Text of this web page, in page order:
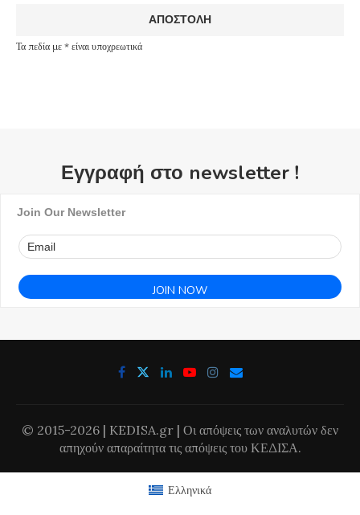
Τα πεδία με * είναι υποχρεωτικά
Εγγραφή στο newsletter !
Join Our Newsletter
© 2015-2026 | KEDISA.gr | Οι απόψεις των αναλυτών δεν
απηχούν απαραίτητα τις απόψεις του ΚΕΔΙΣΑ.
Ελληνικά